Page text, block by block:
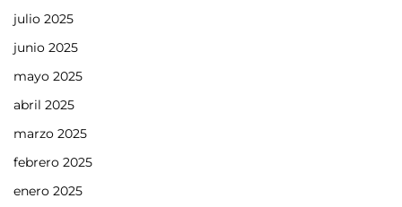
julio 2025
junio 2025
mayo 2025
abril 2025
marzo 2025
febrero 2025
enero 2025